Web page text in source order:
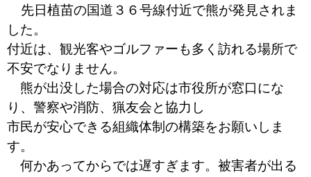
先日植苗の国道３６号線付近で熊が発見されま
した。
付近は、観光客やゴルファーも多く訪れる場所で
不安でなりません。
熊が出没した場合の対応は市役所が窓口にな
り、警察や消防、猟友会と協力し
市民が安心できる組織体制の構築をお願いしま
す。
何かあってからでは遅すぎます。被害者が出る